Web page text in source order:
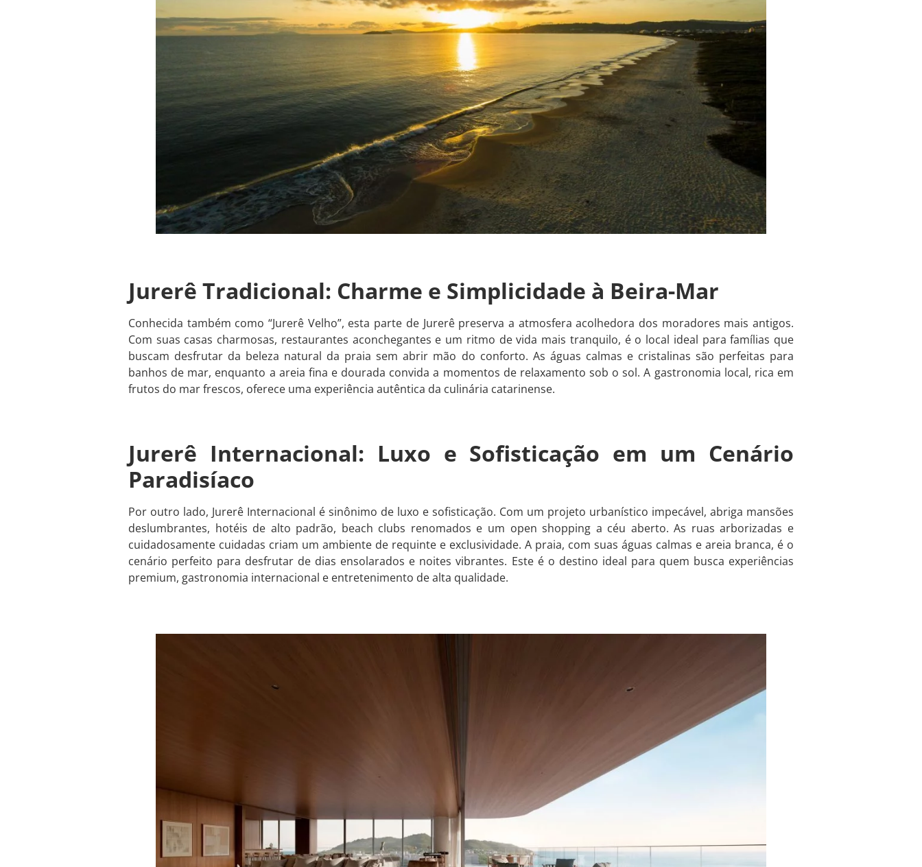
Jurerê Tradicional: Charme e Simplicidade à Beira-Mar
Conhecida também como “Jurerê Velho”, esta parte de Jurerê preserva a atmosfera acolhedora dos moradores mais antigos.
Com suas casas charmosas, restaurantes aconchegantes e um ritmo de vida mais tranquilo, é o local ideal para famílias que
buscam desfrutar da beleza natural da praia sem abrir mão do conforto. As águas calmas e cristalinas são perfeitas para
banhos de mar, enquanto a areia fina e dourada convida a momentos de relaxamento sob o sol. A gastronomia local, rica em
frutos do mar frescos, oferece uma experiência autêntica da culinária catarinense.
Jurerê Internacional: Luxo e Sofisticação em um Cenário
Paradisíaco
Por outro lado, Jurerê Internacional é sinônimo de luxo e sofisticação. Com um projeto urbanístico impecável, abriga mansões
deslumbrantes, hotéis de alto padrão, beach clubs renomados e um open shopping a céu aberto. As ruas arborizadas e
cuidadosamente cuidadas criam um ambiente de requinte e exclusividade. A praia, com suas águas calmas e areia branca, é o
cenário perfeito para desfrutar de dias ensolarados e noites vibrantes. Este é o destino ideal para quem busca experiências
premium, gastronomia internacional e entretenimento de alta qualidade.